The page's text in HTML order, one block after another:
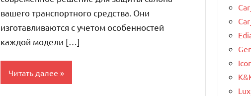
вашего транспортного средства. Они
изготавливаются с учетом особенностей
каждой модели […]
Читать далее